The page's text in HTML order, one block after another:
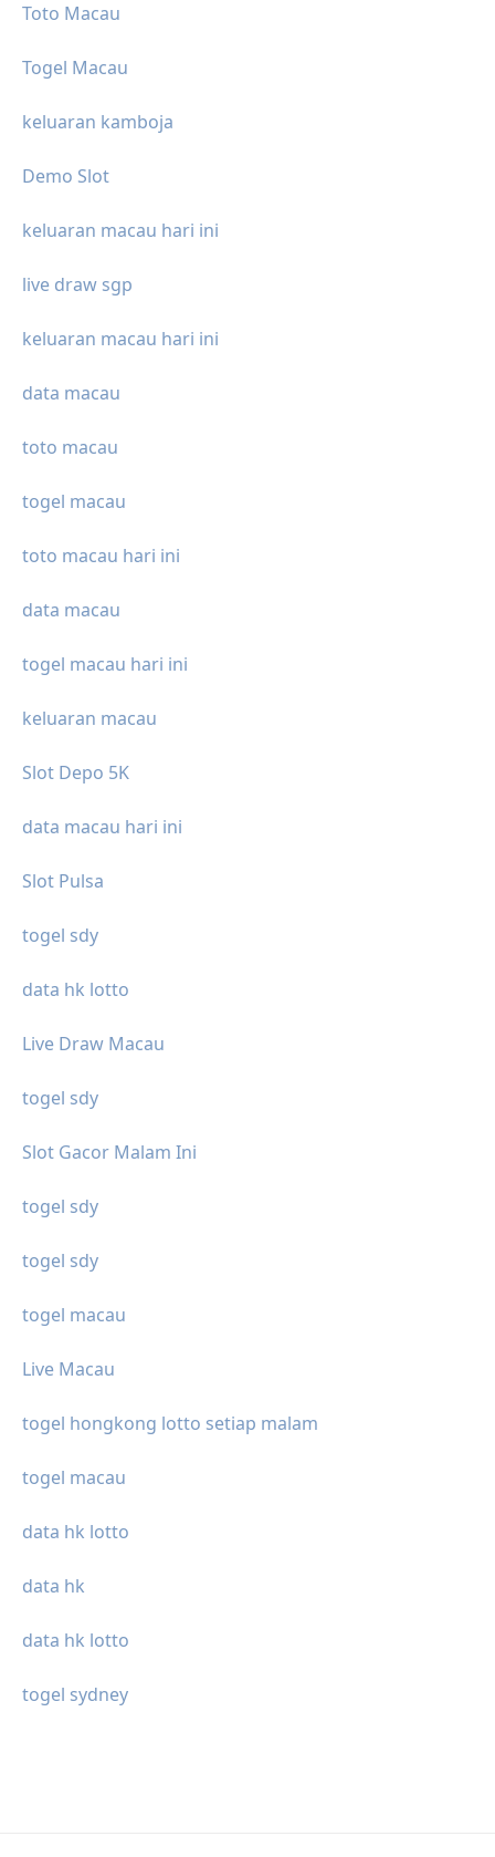
Toto Macau
Togel Macau
keluaran kamboja
Demo Slot
keluaran macau hari ini
live draw sgp
keluaran macau hari ini
data macau
toto macau
togel macau
toto macau hari ini
data macau
togel macau hari ini
keluaran macau
Slot Depo 5K
data macau hari ini
Slot Pulsa
togel sdy
data hk lotto
Live Draw Macau
togel sdy
Slot Gacor Malam Ini
togel sdy
togel sdy
togel macau
Live Macau
togel hongkong lotto setiap malam
togel macau
data hk lotto
data hk
data hk lotto
togel sydney